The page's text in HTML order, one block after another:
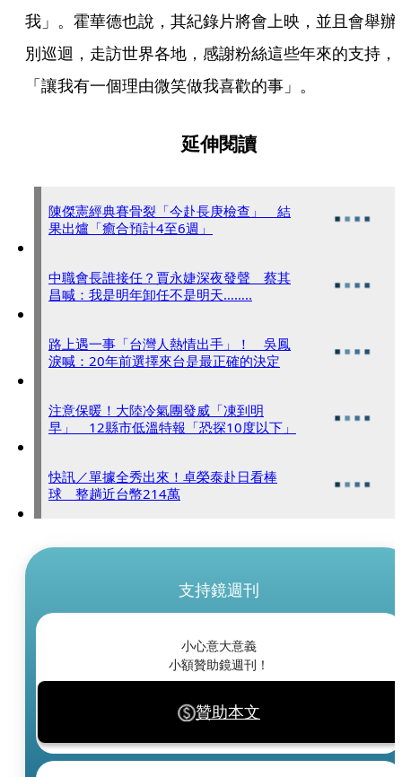
我」。霍華德也說，其紀錄片將會上映，並且會舉辦
別巡迴，走訪世界各地，感謝粉絲這些年來的支持，
「讓我有一個理由微笑做我喜歡的事」。
延伸閱讀
陳傑憲經典賽骨裂「今赴長庚檢查」 結
果出爐「癒合預計4至6週」
中職會長誰接任？賈永婕深夜發聲 蔡其
昌喊：我是明年卸任不是明天……..
路上遇一事「台灣人熱情出手」！ 吳鳳
淚喊：20年前選擇來台是最正確的決定
注意保暖！大陸冷氣團發威「凍到明
早」 12縣市低溫特報「恐探10度以下」
快訊／單據全秀出來！卓榮泰赴日看棒
球 整趟近台幣214萬
支持鏡週刊
小心意大意義
小額贊助鏡週刊！
贊助本文